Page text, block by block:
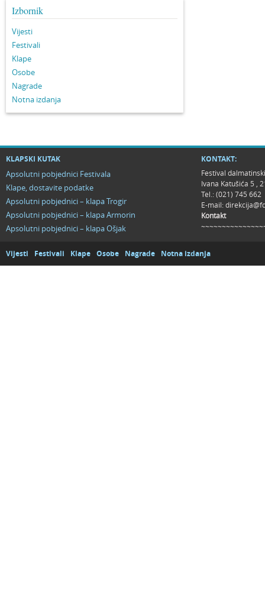
Izbornik
Vijesti
Festivali
Klape
Osobe
Nagrade
Notna izdanja
KLAPSKI KUTAK
Apsolutni pobjednici Festivala
Klape, dostavite podatke
Apsolutni pobjednici – klapa Trogir
Apsolutni pobjednici – klapa Armorin
Apsolutni pobjednici – klapa Ošjak
KONTAKT:
Festival
Ivana Katušića 5 ,
Tel.: (021) 745 662
E-mail:
Kontakt
Vijesti Festivali Klape Osobe Nagrade Notna izdanja